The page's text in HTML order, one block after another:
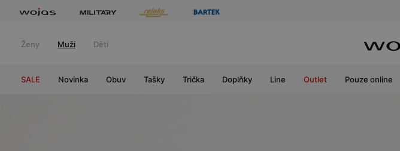
Ženy Muži Děti
SALE Novinka Obuv Tašky Trička Doplňky Line Outlet Pouze online